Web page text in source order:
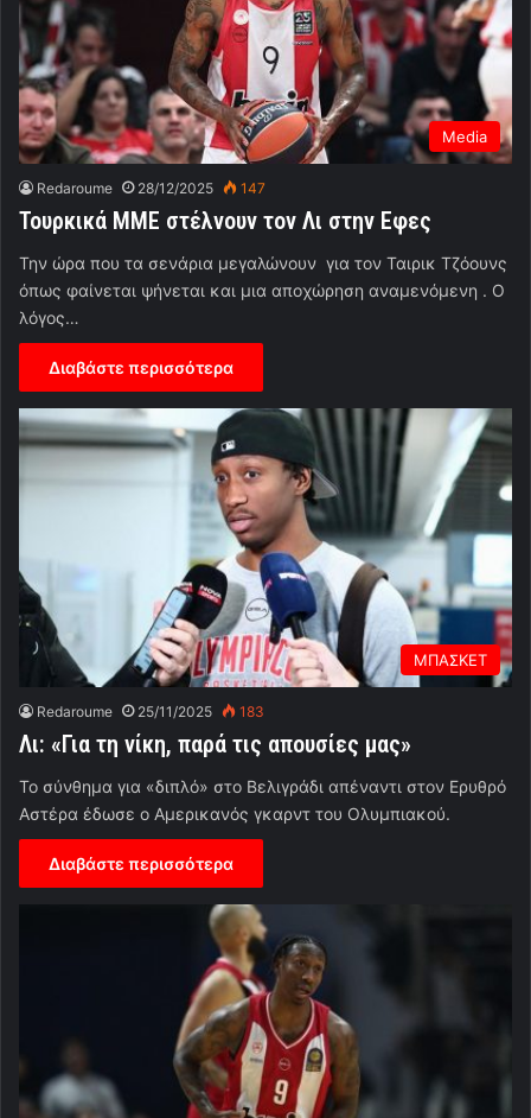
Media
Redaroume 28/12/2025 147
Τουρκικά ΜΜΕ στέλνουν τον Λι στην Εφες
Την ώρα που τα σενάρια μεγαλώνουν για τον Ταιρικ Τζόουνς
όπως φαίνεται ψήνεται και μια αποχώρηση αναμενόμενη . Ο
λόγος…
Διαβάστε περισσότερα
ΜΠΑΣΚΕΤ
Redaroume 25/11/2025 183
Λι: «Για τη νίκη, παρά τις απουσίες μας»
Το σύνθημα για «διπλό» στο Βελιγράδι απέναντι στον Ερυθρό
Αστέρα έδωσε ο Αμερικανός γκαρντ του Ολυμπιακού.
Διαβάστε περισσότερα